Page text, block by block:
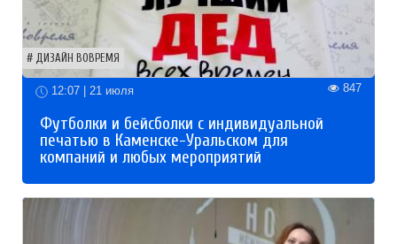
ДИЗАЙН ВОВРЕМЯ
12:07 | 21 июля 847
Футболки и бейсболки с индивидуальной
печатью в Каменске-Уральском для
компаний и любых мероприятий